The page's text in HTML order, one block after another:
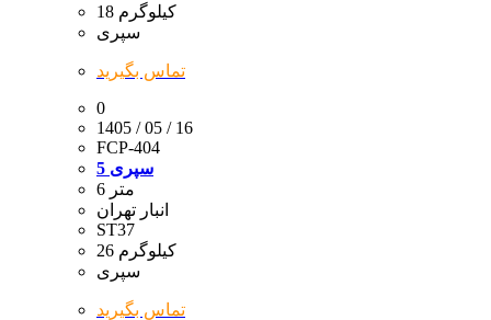
18 کیلوگرم
سپری
تماس بگیرید
0
1405 / 05 / 16
FCP-404
سپری 5
6 متر
انبار تهران
ST37
26 کیلوگرم
سپری
تماس بگیرید